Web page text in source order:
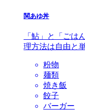
関あゆ丼
「鮎」と「ごは
理方法は自由と
粉物
麺類
焼き飯
餃子
バーガー